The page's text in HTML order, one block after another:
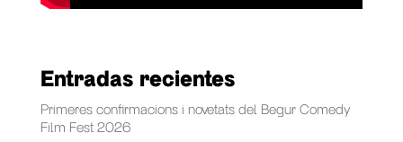
Entradas recientes
Primeres confirmacions i novetats del Begur Comedy
Film Fest 2026